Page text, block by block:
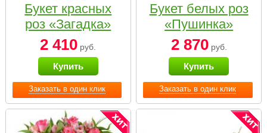
Заказать в один клик
Букет красных
роз «Загадка»
2 410 руб.
Купить
Заказать в один клик
Букет белых роз
«Пушинка»
2 870руб.
Купить